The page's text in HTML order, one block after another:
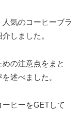
気のコーヒーブラ
しました。
の注意点をまと
述べました。
ヒーをGETして